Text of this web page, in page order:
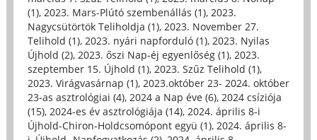
(1), 2023. Mars-Plútó szembenállás (1), 2023.
Nagycsütörtök Teliholdja (1), 2023. November 27.
Telihold (1), 2023. nyári napforduló (1), 2023. Nyilas
Újhold (2), 2023. őszi Nap-éj egyenlőség (1), 2023.
szeptember 15. Újhold (1), 2023. Szűz Telihold (1),
2023. Virágvasárnap (1), 2023.október 23- 2024. október
23-as asztrológiai (4), 2024 a Nap éve (6), 2024 csíziója
(15), 2024-es év asztrológiája (14), 2024. április 8-i
Újhold-Chiron-Holdcsomópont együ (1), 2024. április 8-